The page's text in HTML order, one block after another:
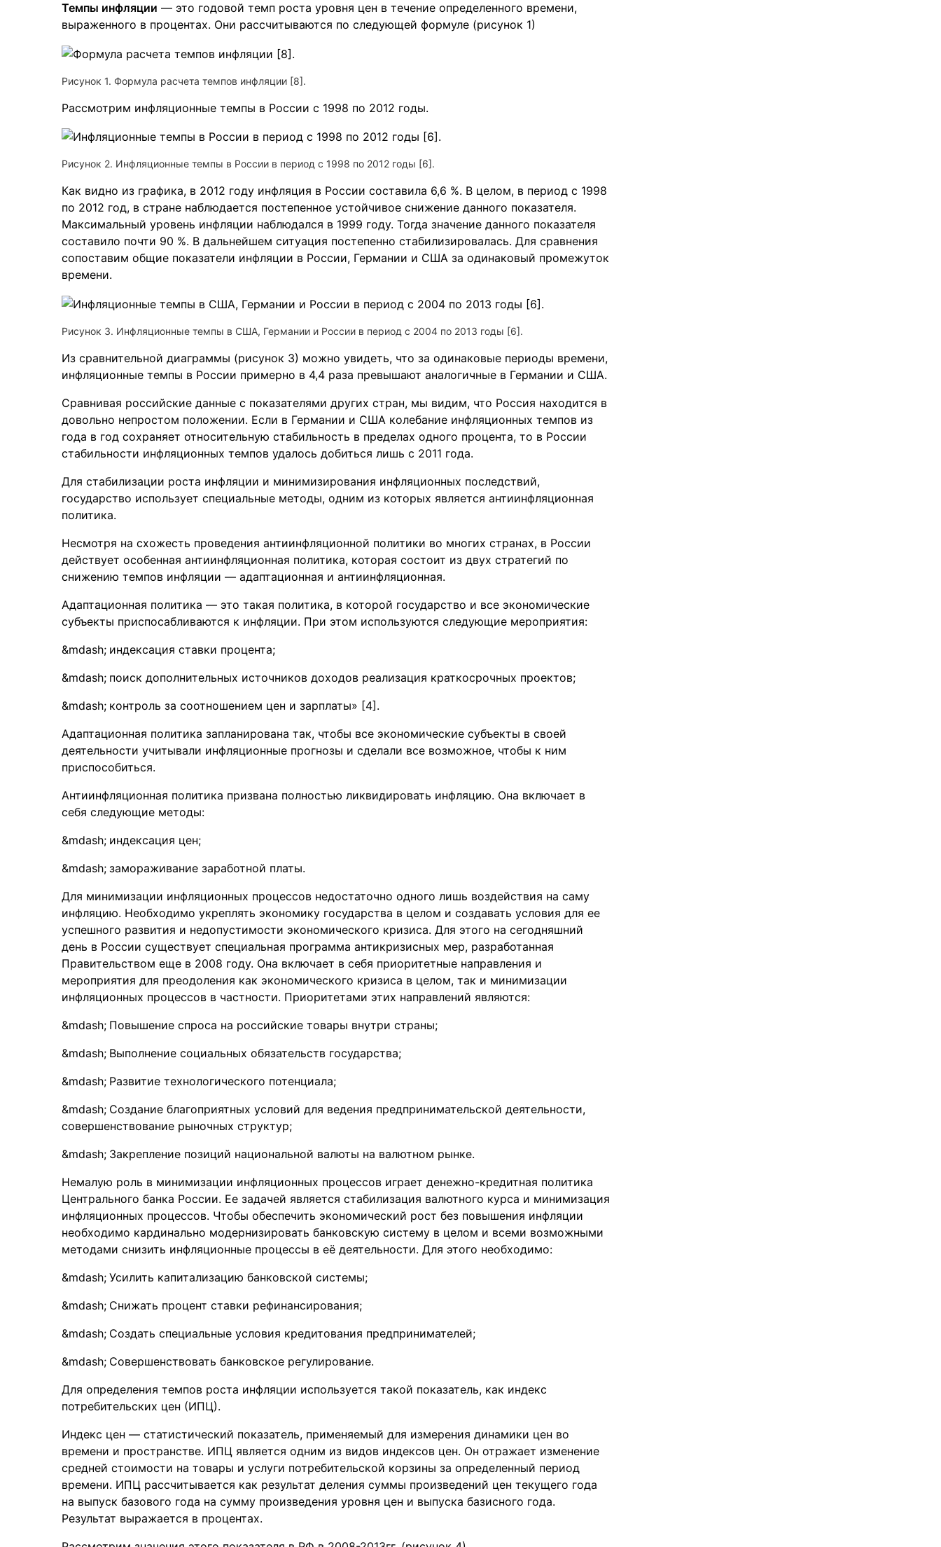
Темпы инфляции — это годовой темп роста уровня цен в течение определенного времени,
выраженного в процентах. Они рассчитываются по следующей формуле (рисунок 1)
Рисунок 1. Формула расчета темпов инфляции [8].
Рассмотрим инфляционные темпы в России с 1998 по 2012 годы.
Рисунок 2. Инфляционные темпы в России в период с 1998 по 2012 годы [6].
Как видно из графика, в 2012 году инфляция в России составила 6,6 %. В целом, в период с 1998
по 2012 год, в стране наблюдается постепенное устойчивое снижение данного показателя.
Максимальный уровень инфляции наблюдался в 1999 году. Тогда значение данного показателя
составило почти 90 %. В дальнейшем ситуация постепенно стабилизировалась. Для сравнения
сопоставим общие показатели инфляции в России, Германии и США за одинаковый промежуток
времени.
Рисунок 3. Инфляционные темпы в США, Германии и России в период с 2004 по 2013 годы [6].
Из сравнительной диаграммы (рисунок 3) можно увидеть, что за одинаковые периоды времени,
инфляционные темпы в России примерно в 4,4 раза превышают аналогичные в Германии и США.
Сравнивая российские данные с показателями других стран, мы видим, что Россия находится в
довольно непростом положении. Если в Германии и США колебание инфляционных темпов из
года в год сохраняет относительную стабильность в пределах одного процента, то в России
стабильности инфляционных темпов удалось добиться лишь с 2011 года.
Для стабилизации роста инфляции и минимизирования инфляционных последствий,
государство использует специальные методы, одним из которых является антиинфляционная
политика.
Несмотря на схожесть проведения антиинфляционной политики во многих странах, в России
действует особенная антиинфляционная политика, которая состоит из двух стратегий по
снижению темпов инфляции — адаптационная и антиинфляционная.
Адаптационная политика — это такая политика, в которой государство и все экономические
субъекты приспосабливаются к инфляции. При этом используются следующие мероприятия:
индексация ставки процента;
поиск дополнительных источников доходов реализация краткосрочных проектов;
контроль за соотношением цен и зарплаты» [4].
Адаптационная политика запланирована так, чтобы все экономические субъекты в своей
деятельности учитывали инфляционные прогнозы и сделали все возможное, чтобы к ним
приспособиться.
Антиинфляционная политика призвана полностью ликвидировать инфляцию. Она включает в
себя следующие методы:
индексация цен;
замораживание заработной платы.
Для минимизации инфляционных процессов недостаточно одного лишь воздействия на саму
инфляцию. Необходимо укреплять экономику государства в целом и создавать условия для ее
успешного развития и недопустимости экономического кризиса. Для этого на сегодняшний
день в России существует специальная программа антикризисных мер, разработанная
Правительством еще в 2008 году. Она включает в себя приоритетные направления и
мероприятия для преодоления как экономического кризиса в целом, так и минимизации
инфляционных процессов в частности. Приоритетами этих направлений являются:
Повышение спроса на российские товары внутри страны;
Выполнение социальных обязательств государства;
Развитие технологического потенциала;
Создание благоприятных условий для ведения предпринимательской деятельности,
совершенствование рыночных структур;
Закрепление позиций национальной валюты на валютном рынке.
Немалую роль в минимизации инфляционных процессов играет денежно-кредитная политика
Центрального банка России. Ее задачей является стабилизация валютного курса и минимизация
инфляционных процессов. Чтобы обеспечить экономический рост без повышения инфляции
необходимо кардинально модернизировать банковскую систему в целом и всеми возможными
методами снизить инфляционные процессы в её деятельности. Для этого необходимо:
Усилить капитализацию банковской системы;
Снижать процент ставки рефинансирования;
Создать специальные условия кредитования предпринимателей;
Совершенствовать банковское регулирование.
Для определения темпов роста инфляции используется такой показатель, как индекс
потребительских цен (ИПЦ).
Индекс цен — статистический показатель, применяемый для измерения динамики цен во
времени и пространстве. ИПЦ является одним из видов индексов цен. Он отражает изменение
средней стоимости на товары и услуги потребительской корзины за определенный период
времени. ИПЦ рассчитывается как результат деления суммы произведений цен текущего года
на выпуск базового года на сумму произведения уровня цен и выпуска базисного года.
Результат выражается в процентах.